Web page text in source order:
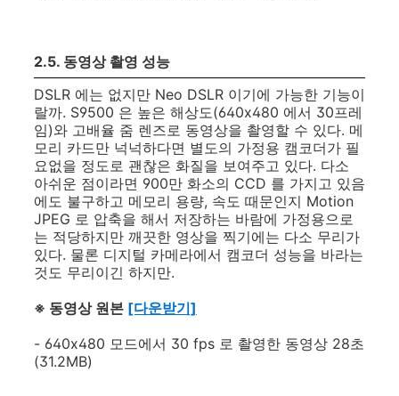
2.5. 동영상 촬영 성능
DSLR 에는 없지만 Neo DSLR 이기에 가능한 기능이
랄까. S9500 은 높은 해상도(640x480 에서 30프레
임)와 고배율 줌 렌즈로 동영상을 촬영할 수 있다. 메
모리 카드만 넉넉하다면 별도의 가정용 캠코더가 필
요없을 정도로 괜찮은 화질을 보여주고 있다. 다소
아쉬운 점이라면 900만 화소의 CCD 를 가지고 있음
에도 불구하고 메모리 용량, 속도 때문인지 Motion
JPEG 로 압축을 해서 저장하는 바람에 가정용으로
는 적당하지만 깨끗한 영상을 찍기에는 다소 무리가
있다. 물론 디지털 카메라에서 캠코더 성능을 바라는
것도 무리이긴 하지만.
※ 동영상 원본 [다운받기]
- 640x480 모드에서 30 fps 로 촬영한 동영상 28초
(31.2MB)